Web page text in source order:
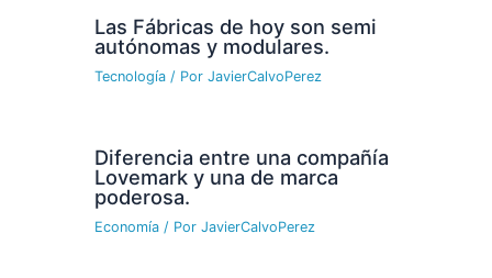
Las Fábricas de hoy son semi
autónomas y modulares.
Tecnología / PorJavierCalvoPerez
Diferencia entre una compañía
Lovemark y una de marca
poderosa.
Economía / PorJavierCalvoPerez